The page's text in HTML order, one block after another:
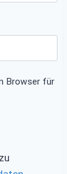
Browser für